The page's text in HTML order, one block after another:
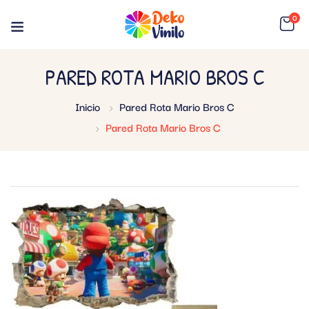
0
PARED ROTA MARIO BROS C
Inicio
Pared Rota Mario Bros C
Pared Rota Mario Bros C